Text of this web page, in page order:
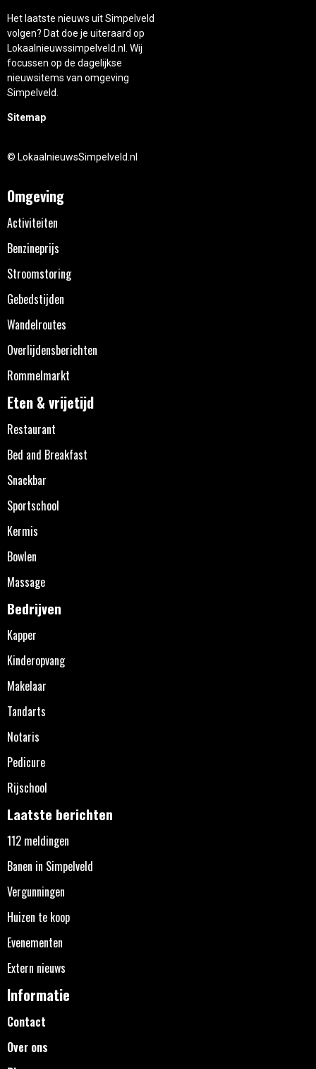
Het laatste nieuws uit Simpelveld
volgen? Dat doe je uiteraard op
Lokaalnieuwssimpelveld.nl. Wij
focussen op de dagelijkse
nieuwsitems van omgeving
Simpelveld.
Sitemap
© LokaalnieuwsSimpelveld.nl
Omgeving
Activiteiten
Benzineprijs
Stroomstoring
Gebedstijden
Wandelroutes
Overlijdensberichten
Rommelmarkt
Eten & vrijetijd
Restaurant
Bed and Breakfast
Snackbar
Sportschool
Kermis
Bowlen
Massage
Bedrijven
Kapper
Kinderopvang
Makelaar
Tandarts
Notaris
Pedicure
Rijschool
Laatste berichten
112 meldingen
Banen in Simpelveld
Vergunningen
Huizen te koop
Evenementen
Extern nieuws
Informatie
Contact
Over ons